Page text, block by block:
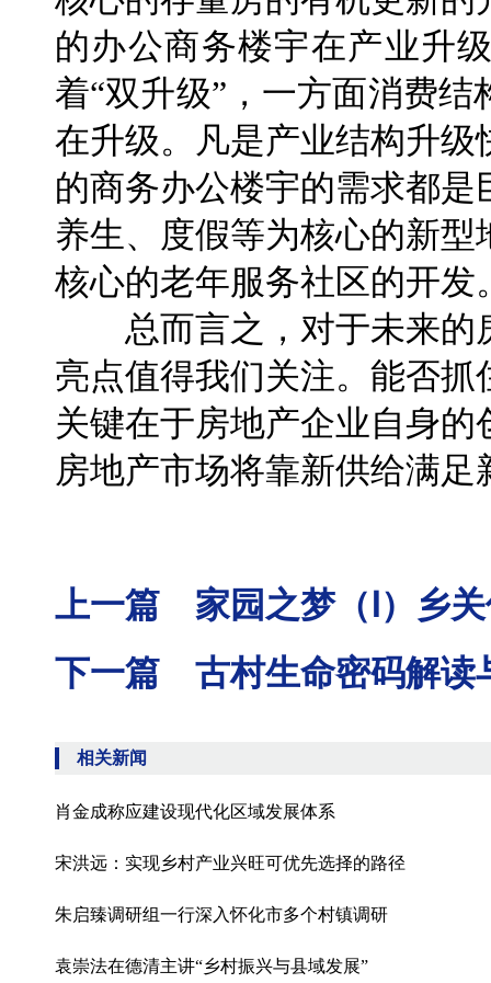
的办公商务楼宇在产业升
着“双升级”，一方面消费
在升级。凡是产业结构升
的商务办公楼宇的需求都
养生、度假等为核心的新
核心的老年服务社区的开发
总而言之，对于未来的
亮点值得我们关注。能否
关键在于房地产企业自身
房地产市场将靠新供给满足
上一篇 家园之梦（Ⅰ）乡
下一篇 古村生命密码解读
相关新闻
肖金成称应建设现代化区域发展体系
宋洪远：实现乡村产业兴旺可优先选择的路径
朱启臻调研组一行深入怀化市多个村镇调研
袁崇法在德清主讲“乡村振兴与县域发展”